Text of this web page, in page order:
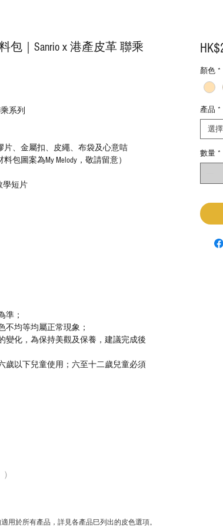
包｜Sanrio x 港產皮革 聯乘
系列
、金屬扣、皮繩、布袋及心意咭
包圖案為My Melody，敬請留意）
學短片
準；
不均等均屬正常現象；
變化，為保持美觀及保養，建議完成後
歲以下兒童使用；六至十二歲兒童必須
顏色 *
產品 *
選擇
數量 *
用於所有產品，詳見各產品巳列出的皮色選項。